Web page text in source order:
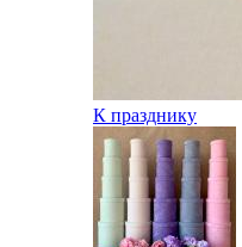
К празднику